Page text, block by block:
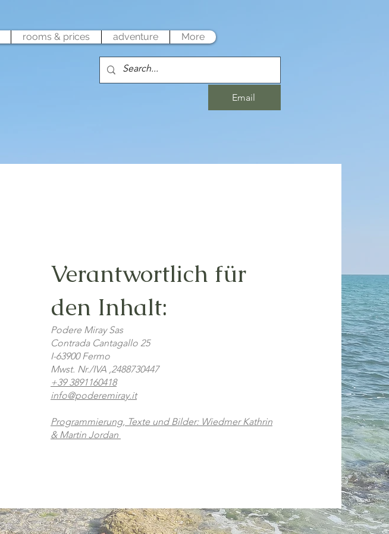
rooms & prices adventure More
Email
Verantwortlich für
den Inhalt:
Podere Miray Sas
Contrada Cantagallo 25
I-63900 Fermo
Mwst. Nr./IVA ,2488730447
+39 3891160418
info@poderemiray.it
Programmierung, Texte und Bilder: Wiedmer Kathrin
& Martin Jordan